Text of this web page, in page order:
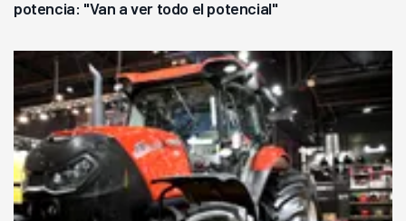
potencia: "Van a ver todo el potencial"